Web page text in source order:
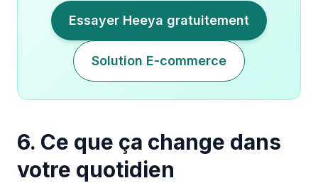
Essayer Heeya gratuitement
Solution E-commerce
6. Ce que ça change dans
votre quotidien